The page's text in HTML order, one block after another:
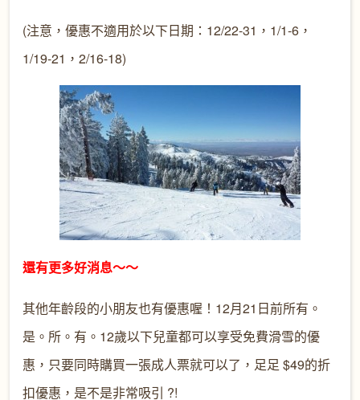
(注意，優惠不適用於以下日期：12/22-31，1/1-6，
1/19-21，2/16-18)
還有更多好消息～～
其他年齡段的小朋友也有優惠喔！12月21日前所有。
是。所。有。12歲以下兒童都可以享受免費滑雪的優
惠，只要同時購買一張成人票就可以了，足足 $49的折
扣優惠，是不是非常吸引 ?!